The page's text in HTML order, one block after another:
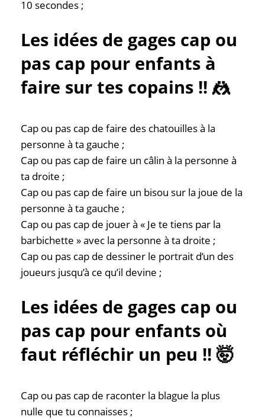
Où nous
10 secondes ;
Les idées de gages cap ou
pas cap pour enfants à
faire sur tes copains !! 🤼
Cap ou pas cap de faire des chatouilles à la
personne à ta gauche ;
Cap ou pas cap de faire un câlin à la personne à
ta droite ;
Cap ou pas cap de faire un bisou sur la joue de la
personne à ta gauche ;
Cap ou pas cap de jouer à « Je te tiens par la
barbichette » avec la personne à ta droite ;
Cap ou pas cap de dessiner le portrait d’un des
joueurs jusqu’à ce qu’il devine ;
Les idées de gages cap ou
pas cap pour enfants où
faut réfléchir un peu !! 🤯
Cap ou pas cap de raconter la blague la plus
nulle que tu connaisses ;